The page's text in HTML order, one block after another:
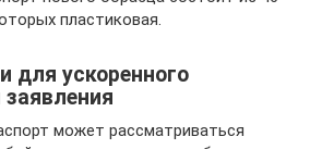
пластиковая.
для ускоренного
может рассматриваться